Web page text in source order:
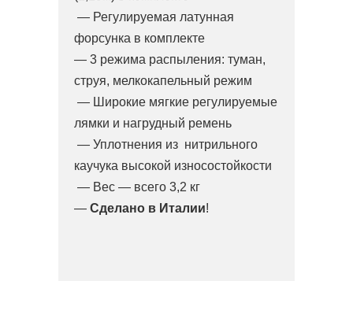
— Регулируемая латунная
форсунка в комплекте
— 3 режима распыления: туман,
струя, мелкокапельный режим
— Широкие мягкие регулируемые
лямки и нагрудный ремень
— Уплотнения из нитрильного
каучука высокой износостойкости
— Вес — всего 3,2 кг
— Сделано в Италии!